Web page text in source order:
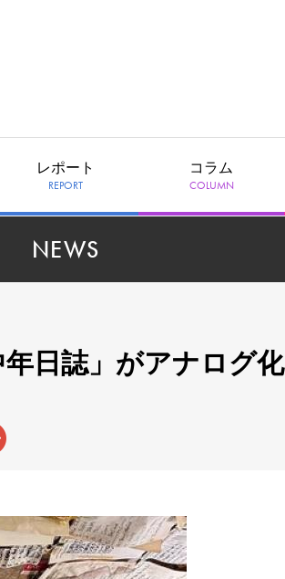
レポート
REPORT
コラム
COLUMN
NEWS
日誌」がアナログ化